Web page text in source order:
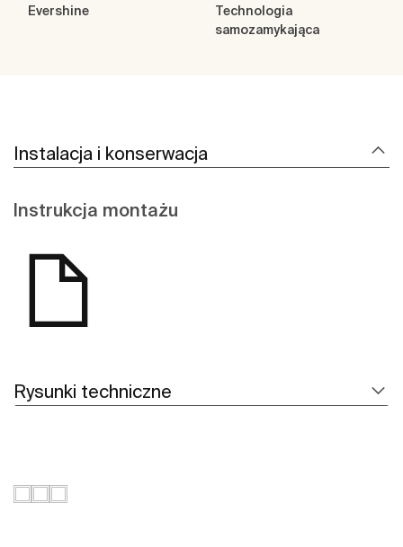
Evershine
Technologia
samozamykająca
Instalacja i konserwacja
Instrukcja montażu
Rysunki techniczne